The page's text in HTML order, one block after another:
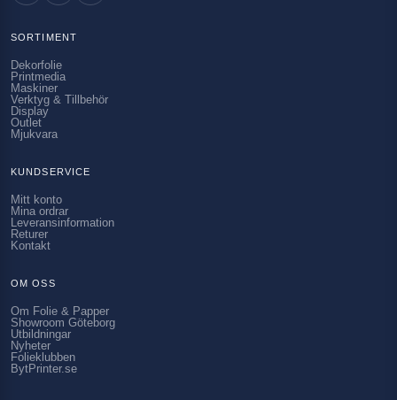
SORTIMENT
Dekorfolie
Printmedia
Maskiner
Verktyg & Tillbehör
Display
Outlet
Mjukvara
KUNDSERVICE
Mitt konto
Mina ordrar
Leveransinformation
Returer
Kontakt
OM OSS
Om Folie & Papper
Showroom Göteborg
Utbildningar
Nyheter
Folieklubben
BytPrinter.se